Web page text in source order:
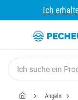
Ich
Angeln